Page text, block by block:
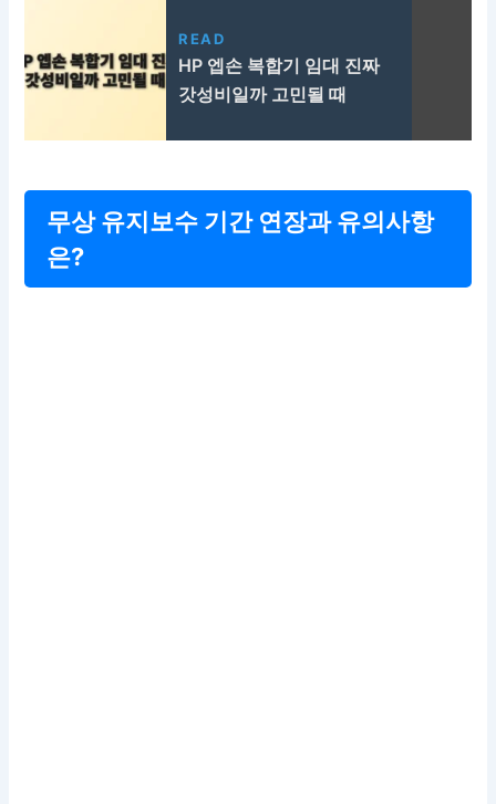
READ
HP 엡손 복합기 임대 진짜
갓성비일까 고민될 때
무상 유지보수 기간 연장과 유의사항
은?